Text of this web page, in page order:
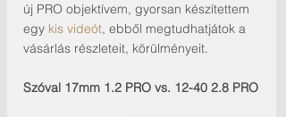
új PRO objektívem, gyorsan készítettem
egy kis videót, ebből megtudhatjátok a
vásárlás részleteit, körülményeit.
Szóval 17mm 1.2 PRO vs. 12-40 2.8 PRO